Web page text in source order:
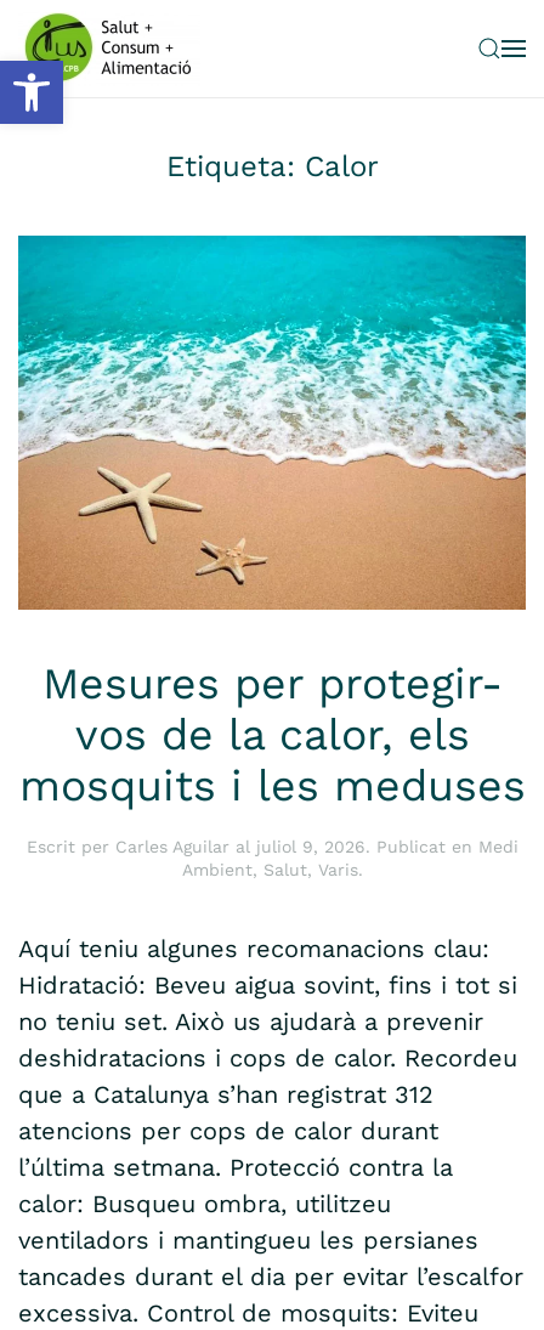
Obre la barra d'eines
Skip to main content
Etiqueta: Calor
Mesures per protegir-
vos de la calor, els
mosquits i les meduses
Escrit per Carles Aguilaral juliol 9, 2026. Publicat en Medi
Ambient, Salut, Varis.
Aquí teniu algunes recomanacions clau:
Hidratació: Beveu aigua sovint, fins i tot si
no teniu set. Això us ajudarà a prevenir
deshidratacions i cops de calor. Recordeu
que a Catalunya s’han registrat 312
atencions per cops de calor durant
l’última setmana. Protecció contra la
calor: Busqueu ombra, utilitzeu
ventiladors i mantingueu les persianes
tancades durant el dia per evitar l’escalfor
excessiva. Control de mosquits: Eviteu